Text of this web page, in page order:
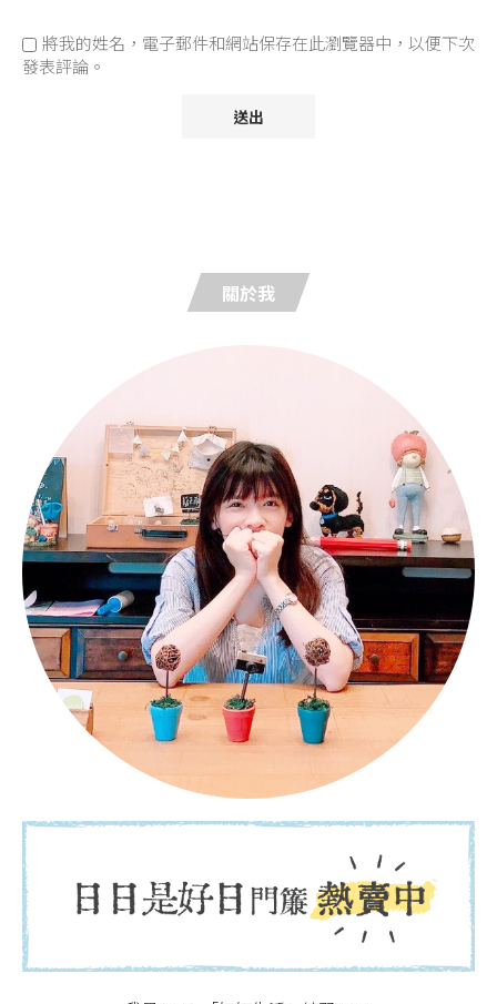
將我的姓名，電子郵件和網站保存在此瀏覽器中，以便下次
發表評論。
關於我